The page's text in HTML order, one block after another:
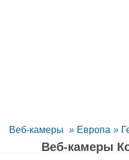
Веб-камеры » Европа »
Веб-камеры